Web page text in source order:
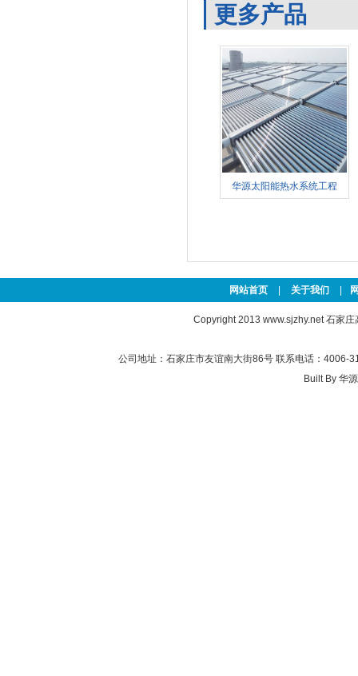
更多产品
华源太阳能热水系统工程
网站首页 关于我们
Copyright 2013 www.sjzhy.net石家庄
公司地址：石家庄市友谊南大街86号 联系电话：4006-
Built By 华